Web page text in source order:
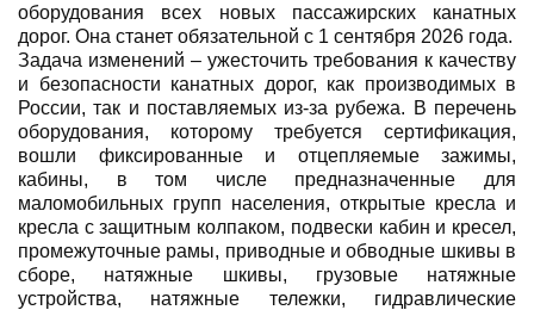
оборудования всех новых пассажирских канатных
дорог. Она станет обязательной с 1 сентября 2026 года.
Задача изменений – ужесточить требования к качеству
и безопасности канатных дорог, как производимых в
России, так и поставляемых из-за рубежа. В перечень
оборудования, которому требуется сертификация,
вошли фиксированные и отцепляемые зажимы,
кабины, в том числе предназначенные для
маломобильных групп населения, открытые кресла и
кресла с защитным колпаком, подвески кабин и кресел,
промежуточные рамы, приводные и обводные шкивы в
сборе, натяжные шкивы, грузовые натяжные
устройства, натяжные тележки, гидравлические